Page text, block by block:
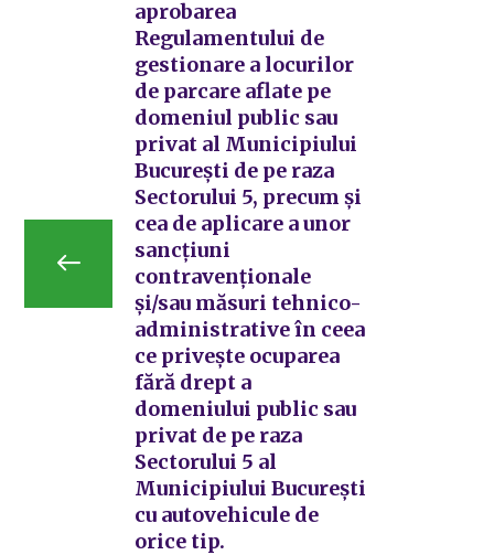
aprobarea
Regulamentului de
gestionare a locurilor
de parcare aflate pe
domeniul public sau
privat al Municipiului
București de pe raza
Sectorului 5, precum și
cea de aplicare a unor
sancțiuni
contravenționale
și/sau măsuri tehnico-
administrative în ceea
ce privește ocuparea
fără drept a
domeniului public sau
privat de pe raza
Sectorului 5 al
Municipiului București
cu autovehicule de
orice tip.